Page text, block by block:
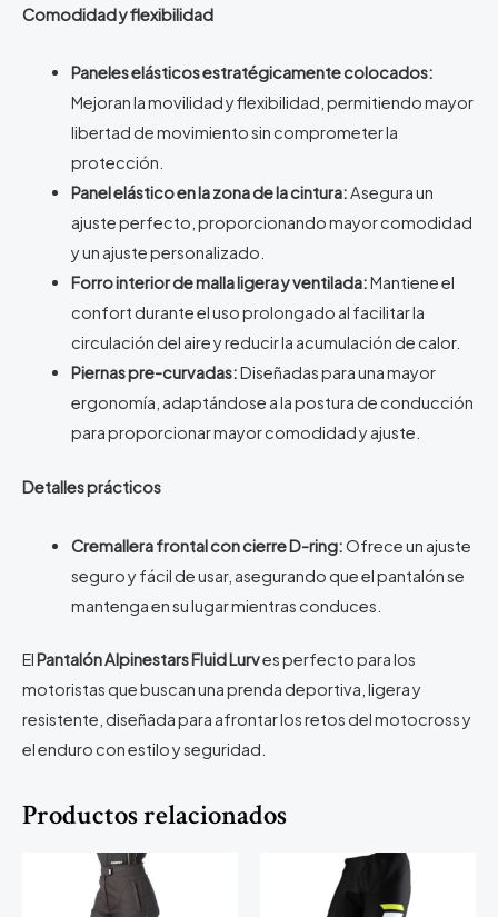
Comodidad y flexibilidad
Paneles elásticos estratégicamente colocados:
Mejoran la movilidad y flexibilidad, permitiendo mayor
libertad de movimiento sin comprometer la
protección.
Panel elástico en la zona de la cintura:Asegura un
ajuste perfecto, proporcionando mayor comodidad
y un ajuste personalizado.
Forro interior de malla ligera y ventilada:Mantiene el
confort durante el uso prolongado al facilitar la
circulación del aire y reducir la acumulación de calor.
Piernas pre-curvadas:Diseñadas para una mayor
ergonomía, adaptándose a la postura de conducción
para proporcionar mayor comodidad y ajuste.
Detalles prácticos
Cremallera frontal con cierre D-ring:Ofrece un ajuste
seguro y fácil de usar, asegurando que el pantalón se
mantenga en su lugar mientras conduces.
El Pantalón Alpinestars Fluid Lurves perfecto para los
motoristas que buscan una prenda deportiva, ligera y
resistente, diseñada para afrontar los retos del motocross y
el enduro con estilo y seguridad.
Productos relacionados